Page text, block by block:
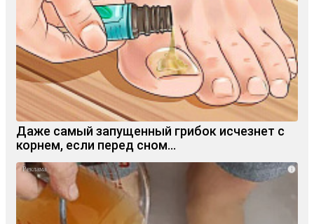
Даже самый запущенный грибок исчезнет с
корнем, если перед сном…
i